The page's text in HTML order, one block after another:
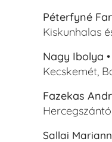
Péterfyné
Kiskunhalas
Nagy Ibolya
Kecskemét,
Fazekas
Sallai Mariann